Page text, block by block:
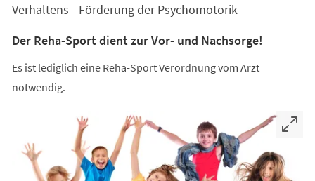
Verhaltens - Förderung der Psychomotorik
Der Reha-Sport dient zur Vor- und Nachsorge!
Es ist lediglich eine Reha-Sport Verordnung vom Arzt
notwendig.